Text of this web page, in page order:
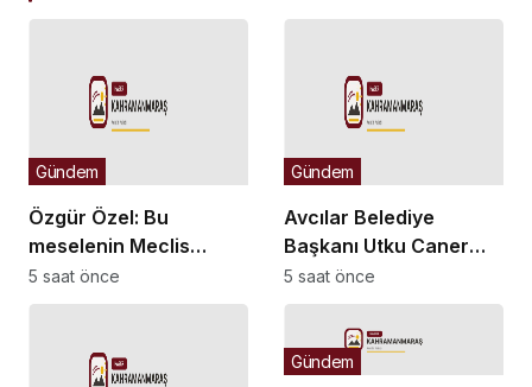
Özgür Özel: Bu
meselenin Meclis
zemininde çözülmesine
yönelik geçmişten beri
tutumumuzu
Gündem
5 saat önce
Avcılar Belediye
Başkanı Utku Caner
Çaykara ile Seyhan
Belediyesi Temizlik
İşleri Müdürü Özcan
Zenger hakkında
Gündem
5 saat önce
Gündem